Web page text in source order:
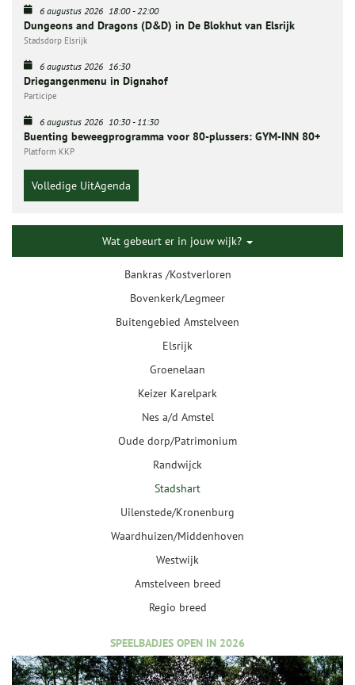
6 augustus 2026 18:00-22:00
Dungeons and Dragons (D&D) in De Blokhut van Elsrijk
Stadsdorp Elsrijk
6 augustus 2026 16:30
Driegangenmenu in Dignahof
Participe
6 augustus 2026 10:30-11:30
Buenting beweegprogramma voor 80-plussers: GYM-INN 80+
Platform KKP
Volledige UitAgenda
Wat gebeurt er in jouw wijk?
Bankras /Kostverloren
Bovenkerk/Legmeer
Buitengebied Amstelveen
Elsrijk
Groenelaan
Keizer Karelpark
Nes a/d Amstel
Oude dorp/Patrimonium
Randwijck
Stadshart
Uilenstede/Kronenburg
Waardhuizen/Middenhoven
Westwijk
Amstelveen breed
Regio breed
SPEELBADJES OPEN IN 2026